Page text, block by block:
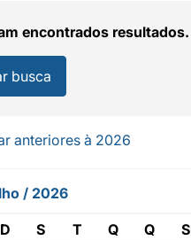
encontrados resultados.
busca
anteriores à 2026
/ 2026
D S T Q Q S